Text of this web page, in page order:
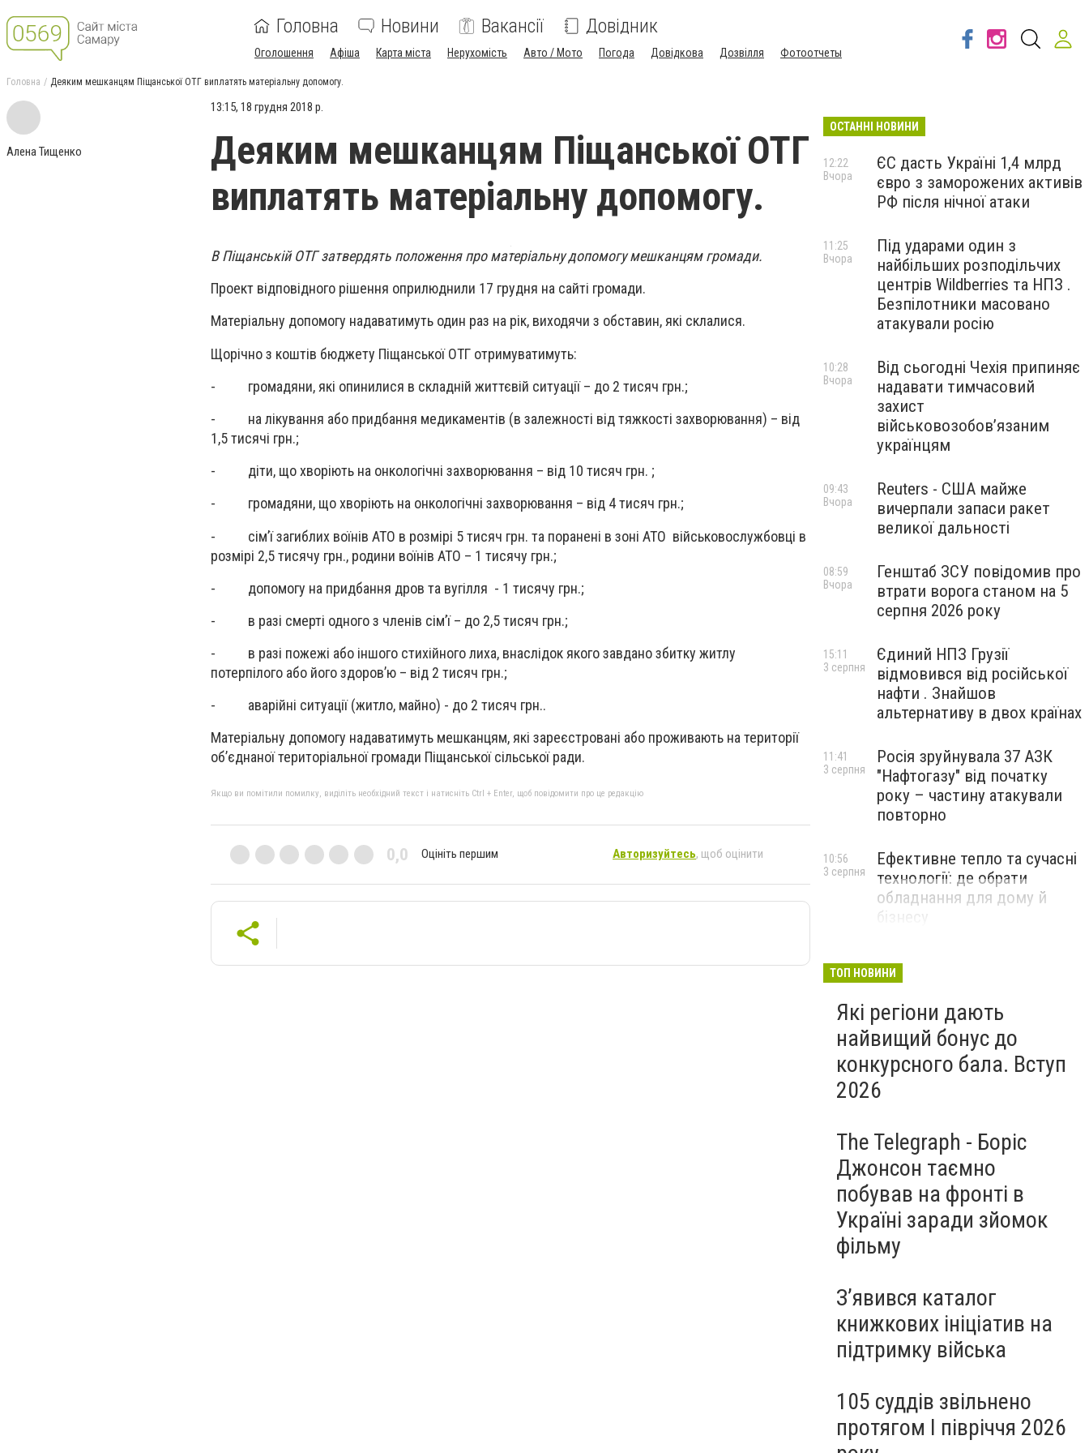
Головна Новини Вакансії Довідник
Оголошення Афіша Карта міста Нерухомість Авто / Мото Погода Довідкова Дозвілля Фотоотчеты
Головна Деяким мешканцям Піщанської ОТГ виплатять матеріальну допомогу.
Алена Тищенко
13:15, 18 грудня 2018 р.
Деяким мешканцям Піщанської ОТГ
виплатять матеріальну допомогу.
В Піщанській ОТГ затвердять положення про матеріальну допомогу мешканцям громади.
Проект відповідного рішення оприлюднили 17 грудня на сайті громади.
Матеріальну допомогу надаватимуть один раз на рік, виходячи з обставин, які склалися.
Щорічно з коштів бюджету Піщанської ОТГ отримуватимуть:
- громадяни, які опинилися в складній життєвій ситуації – до 2 тисяч грн.;
- на лікування або придбання медикаментів (в залежності від тяжкості захворювання) – від
1,5 тисячі грн.;
- діти, що хворіють на онкологічні захворювання – від 10 тисяч грн. ;
- громадяни, що хворіють на онкологічні захворювання – від 4 тисяч грн.;
- сім’ї загиблих воїнів АТО в розмірі 5 тисяч грн. та поранені в зоні АТО військовослужбовці в
розмірі 2,5 тисячу грн., родини воїнів АТО – 1 тисячу грн.;
- допомогу на придбання дров та вугілля - 1 тисячу грн.;
- в разі смерті одного з членів сім’ї – до 2,5 тисяч грн.;
- в разі пожежі або іншого стихійного лиха, внаслідок якого завдано збитку житлу
потерпілого або його здоров’ю – від 2 тисяч грн.;
- аварійні ситуації (житло, майно) - до 2 тисяч грн..
Матеріальну допомогу надаватимуть мешканцям, які зареєстровані або проживають на території
об’єднаної територіальної громади Піщанської сільської ради.
Якщо ви помітили помилку, виділіть необхідний текст і натисніть Ctrl + Enter, щоб повідомити про це редакцію
0,0 Оцініть першим Авторизуйтесь, щоб оцінити
ОСТАННІ НОВИНИ
ЄС дасть Україні 1,4 млрд
євро з заморожених активів
РФ після нічної атаки
12:22
Вчора
Під ударами один з
найбільших розподільчих
центрів Wildberries та НПЗ .
Безпілотники масовано
атакували росію
11:25
Вчора
Від сьогодні Чехія припиняє
надавати тимчасовий
захист
військовозобов’язаним
українцям
10:28
Вчора
Reuters - США майже
вичерпали запаси ракет
великої дальності
09:43
Вчора
Генштаб ЗСУ повідомив про
втрати ворога станом на 5
серпня 2026 року
08:59
Вчора
Єдиний НПЗ Грузії
відмовився від російської
нафти . Знайшов
альтернативу в двох країнах
15:11
3 серпня
Росія зруйнувала 37 АЗК
"Нафтогазу" від початку
року – частину атакували
повторно
11:41
3 серпня
Ефективне тепло та сучасні
технології: де обрати
обладнання для дому й
бізнесу
10:56
3 серпня
ТОП НОВИНИ
Які регіони дають
найвищий бонус до
конкурсного бала. Вступ
2026
The Telegraph - Боріс
Джонсон таємно
побував на фронті в
Україні заради зйомок
фільму
З’явився каталог
книжкових ініціатив на
підтримку війська
105 суддів звільнено
протягом I півріччя 2026